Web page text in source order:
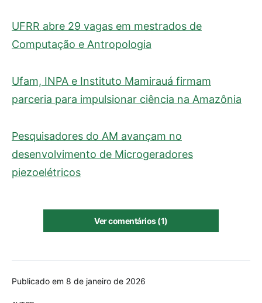
Publicado em 8 de janeiro de 2026
UFRR abre 29 vagas em mestrados de
Computação e Antropologia
Ufam, INPA e Instituto Mamirauá firmam
parceria para impulsionar ciência na Amazônia
Pesquisadores do AM avançam no
desenvolvimento de Microgeradores
piezoelétricos
Ver comentários (1)